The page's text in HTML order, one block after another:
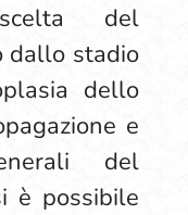
del
dallo stadio
dello
e
del
è possibile